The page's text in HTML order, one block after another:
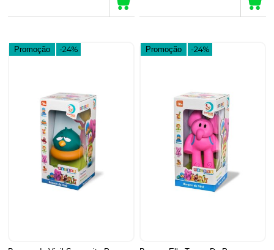
Promoção -24% Promoção -24%